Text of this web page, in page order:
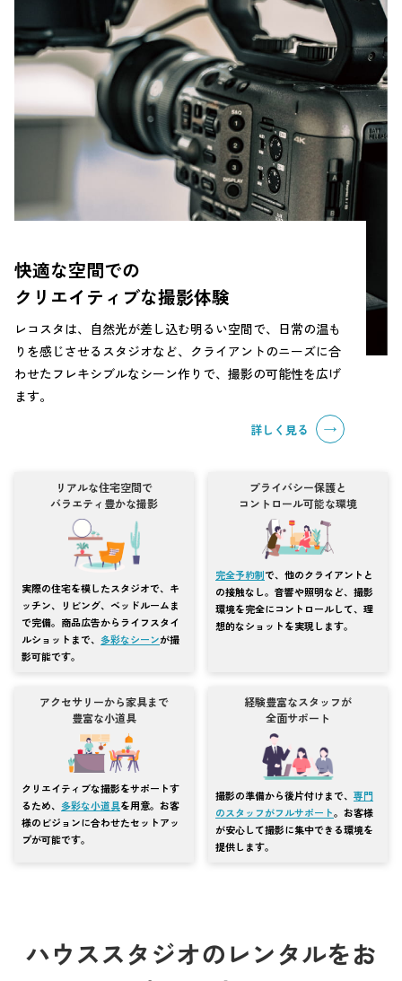
快適な空間での
クリエイティブな撮影体験
レコスタは、自然光が差し込む明るい空間で、日常の温も
りを感じさせるスタジオなど、クライアントのニーズに合
わせたフレキシブルなシーン作りで、撮影の可能性を広げ
ます。
詳しく見る
リアルな住宅空間で
バラエティ豊かな撮影
実際の住宅を模したスタジオで、キ
ッチン、リビング、ベッドルームま
で完備。商品広告からライフスタイ
ルショットまで、 多彩なシーンが撮
影可能です。
プライバシー保護と
コントロール可能な環境
完全予約制で、他のクライアントと
の接触なし。音響や照明など、撮影
環境を完全にコントロールして、理
想的なショットを実現します。
アクセサリーから家具まで
豊富な小道具
クリエイティブな撮影をサポートす
るため、 多彩な小道具を用意。お客
様のビジョンに合わせたセットアッ
プが可能です。
経験豊富なスタッフが
全面サポート
撮影の準備から後片付けまで、 専門
のスタッフがフルサポート。お客様
が安心して撮影に集中できる環境を
提供します。
ハウススタジオのレンタルをお